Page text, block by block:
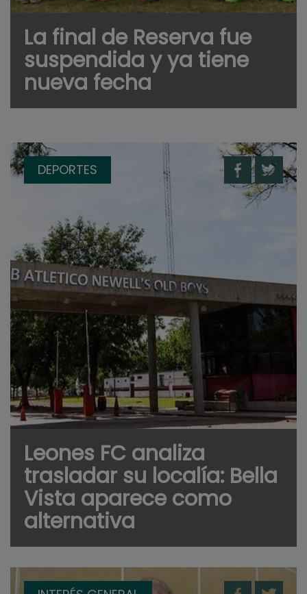
La final de Reserva fue
suspendida y ya tiene
nueva fecha
DEPORTES
Leones FC analiza
trasladar su localía: Bella
Vista aparece como
alternativa